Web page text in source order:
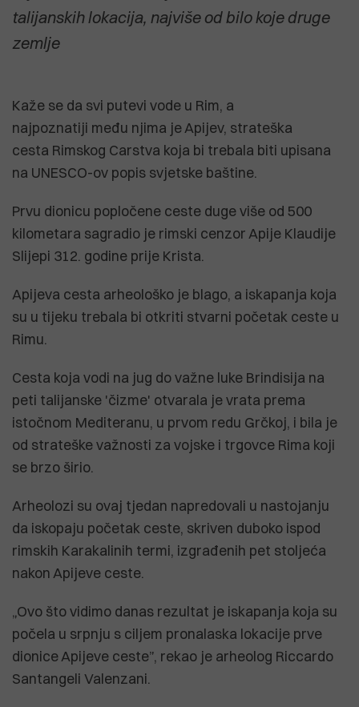
talijanskih lokacija, najviše od bilo koje druge
zemlje
Kaže se da svi putevi vode u Rim, a
najpoznatiji među njima je Apijev, strateška
cesta Rimskog Carstva koja bi trebala biti upisana
na UNESCO-ov popis svjetske baštine.
Prvu dionicu popločene ceste duge više od 500
kilometara sagradio je rimski cenzor Apije Klaudije
Slijepi 312. godine prije Krista.
Apijeva cesta arheološko je blago, a iskapanja koja
su u tijeku trebala bi otkriti stvarni početak ceste u
Rimu.
Cesta koja vodi na jug do važne luke Brindisija na
peti talijanske 'čizme' otvarala je vrata prema
istočnom Mediteranu, u prvom redu Grčkoj, i bila je
od strateške važnosti za vojske i trgovce Rima koji
se brzo širio.
Arheolozi su ovaj tjedan napredovali u nastojanju
da iskopaju početak ceste, skriven duboko ispod
rimskih Karakalinih termi, izgrađenih pet stoljeća
nakon Apijeve ceste.
„Ovo što vidimo danas rezultat je iskapanja koja su
počela u srpnju s ciljem pronalaska lokacije prve
dionice Apijeve ceste”, rekao je arheolog Riccardo
Santangeli Valenzani.